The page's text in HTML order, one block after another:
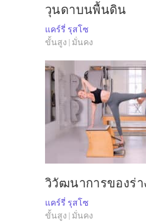
วุนดาบนพื้นดิน
แคร์รี่ รุสโซ
ขั้นสูง | มั่นคง
วิวัฒนาการของร่า
แคร์รี่ รุสโซ
ขั้นสูง | มั่นคง